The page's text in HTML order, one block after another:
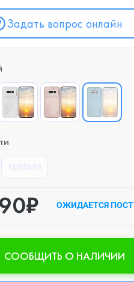
Задать вопрос онлайн
ОЖИДАЕТСЯ
CООБЩИТЬ О НАЛИЧИИ